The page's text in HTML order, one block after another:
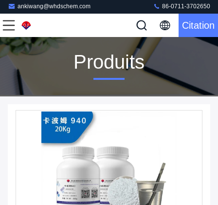
ankiwang@whdschem.com 86-0711-3702650
Citation
Produits